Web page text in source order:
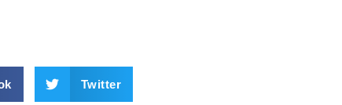
Twitter